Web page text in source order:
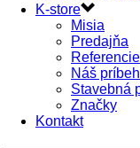
K-store
Misia
Predajňa
Referencie
Náš príbeh
Stavebná
Značky
Kontakt